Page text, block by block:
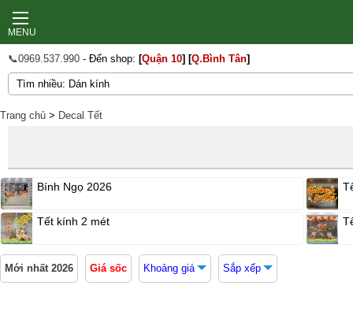
MENU
📞0969.537.990 - Đến shop: [Quận 10] [Q.Bình Tân]
Trang chủ > Decal Tết
Bính Ngọ 2026
Tết kính 2 mét
Mới nhất 2026 Giá sốc Khoảng giá Sắp xếp